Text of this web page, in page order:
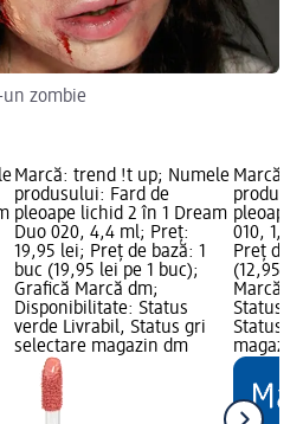
zombie
Marcă: trend !t up; Numele
produsului: Fard de
pleoape lichid 2 în 1 Dream
Duo 020, 4,4 ml; Preț:
19,95 lei; Preț de bază: 1
buc (19,95 lei pe 1 buc);
Grafică Marcă dm;
Disponibilitate: Status
verde Livrabil, Status gri
selectare magazin dm
Marcă:
pleoape
010, 1,5
Preț de
(12,95
Marcă
Status
Status